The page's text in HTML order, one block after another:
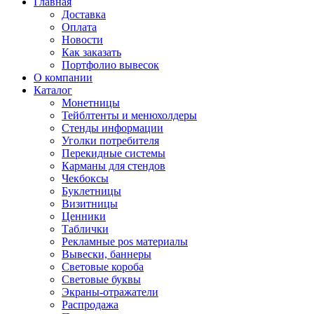
Доставка
Оплата
Новости
Как заказать
Портфолио вывесок
О компании
Каталог
Монетницы
Тейблтенты и менюхолдеры
Стенды информации
Уголки потребителя
Перекидные системы
Карманы для стендов
Чекбоксы
Буклетницы
Визитницы
Ценники
Таблички
Рекламные pos материалы
Вывески, баннеры
Световые короба
Световые буквы
Экраны-отражатели
Распродажа